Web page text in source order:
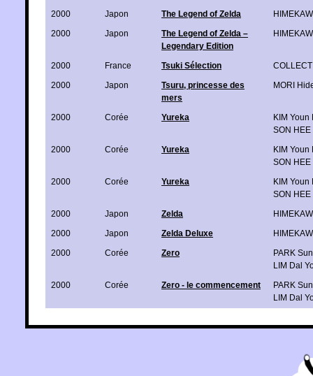
2000
Japon The Legend of Zelda
2000
Japon
The Legend of Zelda –
Legendary Edition
2000 France Tsuki Sélection
2000
Japon
Tsuru, princesse des
mers
MORI
2000 Corée Yureka
KIM Youn
SON HEE
2000
Corée Yureka
KIM Youn
SON HEE
2000
Corée Yureka
KIM Youn
SON HEE
2000
Japon Zelda
2000
Japon Zelda Deluxe
2000
Corée Zero
PARK
LIM Dal
2000
Corée Zero - le commencement
PARK
LIM Dal